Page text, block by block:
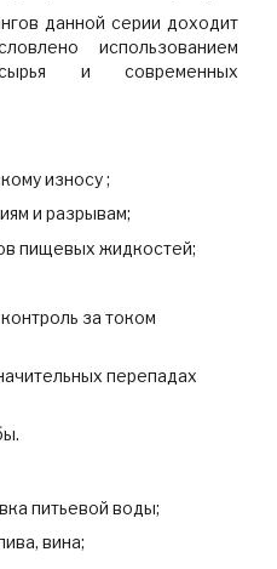
данной серии доходит
использованием
сырья и современных
износу ;
и разрывам;
пищевых жидкостей;
за током
перепадах
питьевой воды;
вина;